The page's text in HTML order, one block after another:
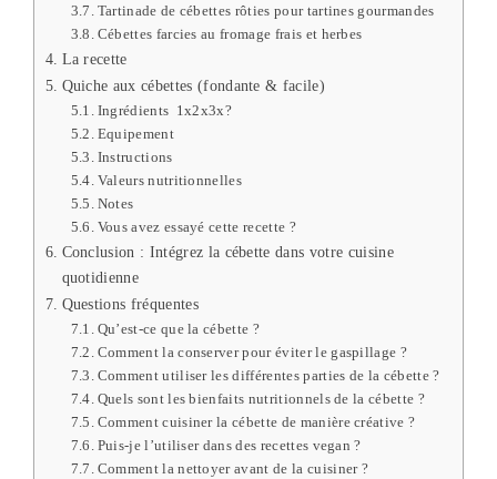
Tartinade de cébettes rôties pour tartines gourmandes
Cébettes farcies au fromage frais et herbes
La recette
Quiche aux cébettes (fondante & facile)
Ingrédients 1x2x3x?
Equipement
Instructions
Valeurs nutritionnelles
Notes
Vous avez essayé cette recette ?
Conclusion : Intégrez la cébette dans votre cuisine
quotidienne
Questions fréquentes
Qu’est-ce que la cébette ?
Comment la conserver pour éviter le gaspillage ?
Comment utiliser les différentes parties de la cébette ?
Quels sont les bienfaits nutritionnels de la cébette ?
Comment cuisiner la cébette de manière créative ?
Puis-je l’utiliser dans des recettes vegan ?
Comment la nettoyer avant de la cuisiner ?